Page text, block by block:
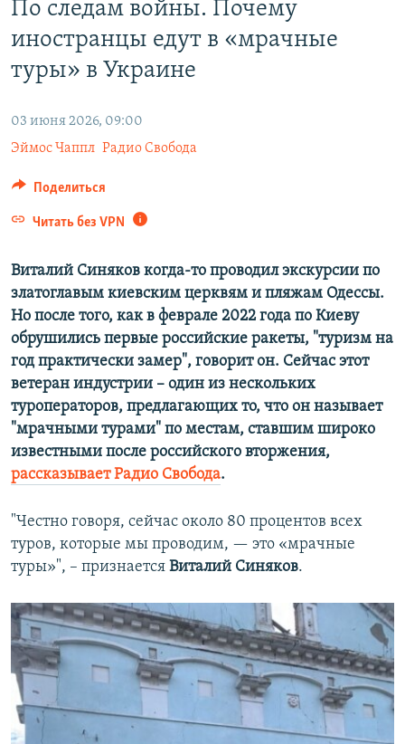
ПОБЕДИТЕЛЕЙ НЕ СУДЯТ?
КРЫМ.НЕПОКОРЕННЫЙ
ELIFBE
УКРАИНСКАЯ ПРОБЛЕМА КРЫМА
ПРИСОЕДИНЯЙТЕСЬ!
Все сайты RFE/RL
По следам войны. Почему
иностранцы едут в «мрачные
туры» в Украине
03 июня 2026, 09:00
Эймос Чаппл Радио Свобода
Поделиться
Читать без VPN
Виталий Синяков когда-то проводил экскурсии по
златоглавым киевским церквям и пляжам Одессы.
Но после того, как в феврале 2022 года по Киеву
обрушились первые российские ракеты, "туризм на
год практически замер", говорит он. Сейчас этот
ветеран индустрии – один из нескольких
туроператоров, предлагающих то, что он называет
"мрачными турами" по местам, ставшим широко
известными после российского вторжения,
рассказывает Радио Свобода.
"Честно говоря, сейчас около 80 процентов всех
туров, которые мы проводим, — это «мрачные
туры»", – признается Виталий Синяков.